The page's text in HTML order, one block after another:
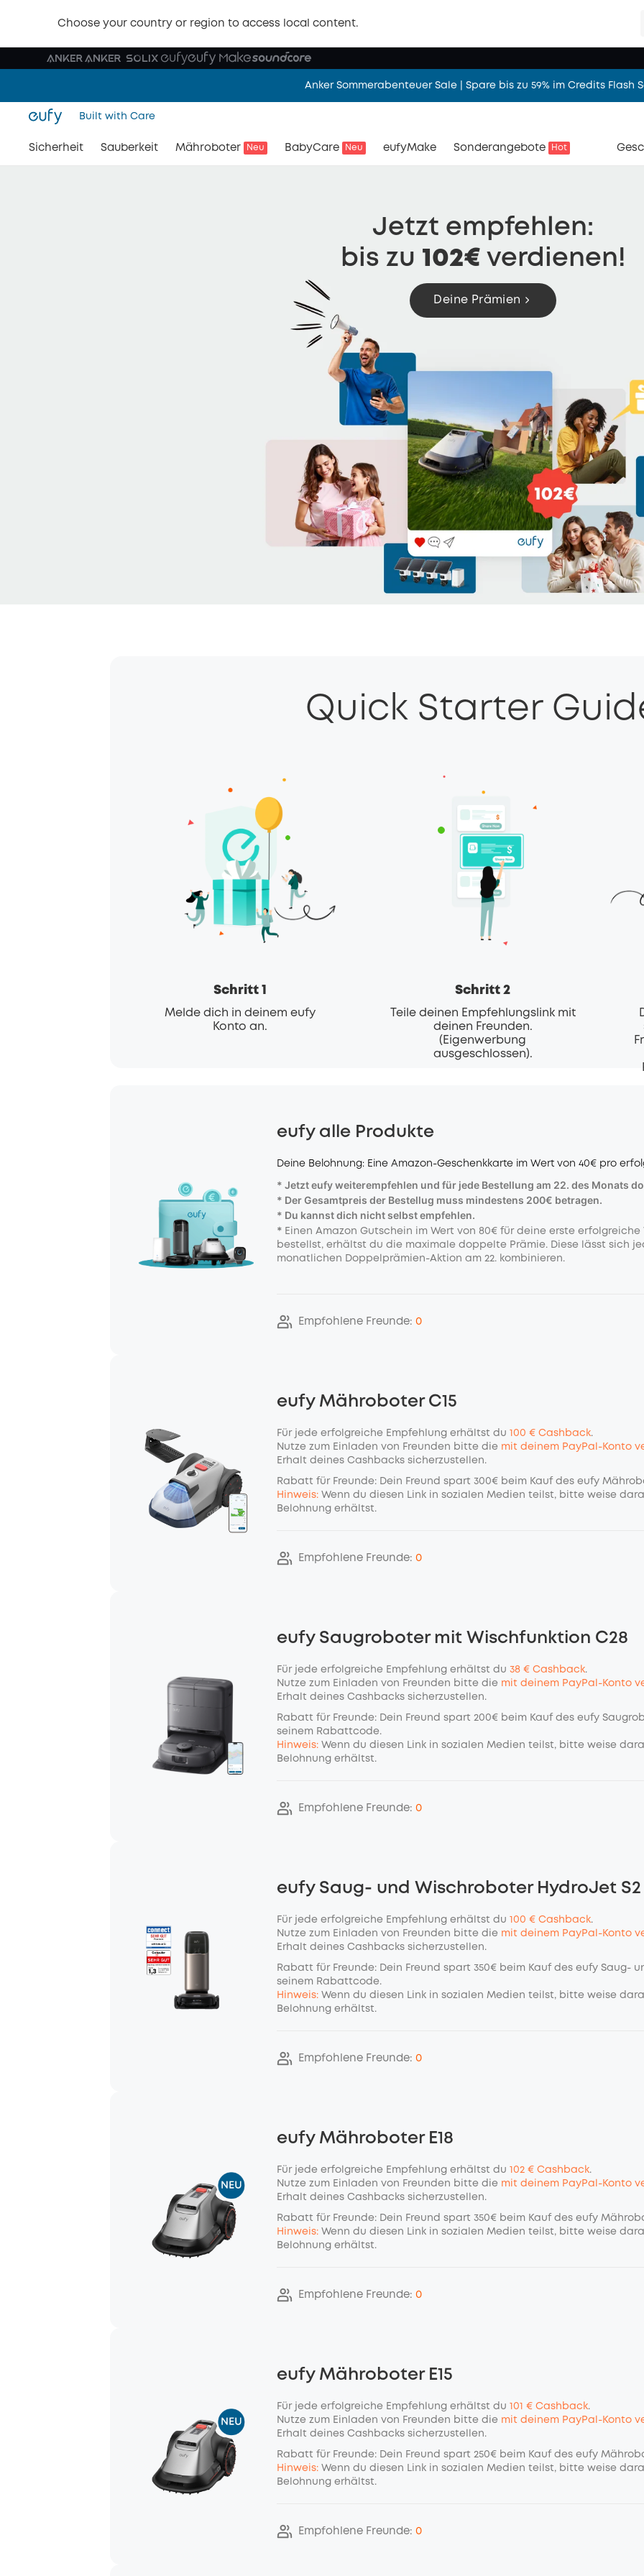
Choose your country or region to access local content.🩷 NEU: eufy Milchpumpe S2 Pro – Abpumpen mit Wärmemassage –
Anker Sommerabenteuer Sale | Spare bis zu 59% im Credits Flash
🎉 NEU: eufyCam S4 – Mehr sehen. Smarter verfolgen. Drei Linsen und 360°
Jetzt sicher in den Urlaub | Urlaubsmodus: AN. Sorgen ums Zuhause:
Built with Care
Sicherheit Sauberkeit Mähroboter Neu BabyCare Neu eufyMake Sonderangebote Hot
Jetzt empfehlen:
bis zu 102€ verdienen!
Deine Prämien
Quick Starter
Schritt 1
Melde dich in deinem eufy
Konto an.
Schritt 2
Teile deinen Empfehlungslink mit
deinen Freunden.
(Eigenwerbung
ausgeschlossen).
eufy alle Produkte
Deine Belohnung: Eine Amazon-Geschenkkarte im Wert von 40€ pro
* Jetzt eufy weiterempfehlen und für jede Bestellung am 22. des Monats
* Der Gesamtpreis der Bestellug muss mindestens 200€ betragen.
* Du kannst dich nicht selbst empfehlen.
* Einen Amazon Gutschein im Wert von 80€ für deine erste
bestellst, erhältst du die maximale doppelte Prämie. Diese lässt sich
monatlichen Doppelprämien-Aktion am 22. kombinieren.
Empfohlene Freunde: 0
eufy Mähroboter C15
Für jede erfolgreiche Empfehlung erhältst du 100 € Cashback.
Nutze zum Einladen von Freunden bitte die mit deinem PayPal-Konto
Erhalt deines Cashbacks sicherzustellen.
Rabatt für Freunde: Dein Freund spart 300€ beim Kauf des eufy
Hinweis: Wenn du diesen Link in sozialen Medien teilst, bitte weise
Belohnung erhältst.
Empfohlene Freunde: 0
eufy Saugroboter mit Wischfunktion C28
Für jede erfolgreiche Empfehlung erhältst du 38 € Cashback.
Nutze zum Einladen von Freunden bitte die mit deinem PayPal-Konto
Erhalt deines Cashbacks sicherzustellen.
Rabatt für Freunde: Dein Freund spart 200€ beim Kauf des eufy
seinem Rabattcode.
Hinweis: Wenn du diesen Link in sozialen Medien teilst, bitte weise
Belohnung erhältst.
Empfohlene Freunde: 0
eufy Saug- und Wischroboter HydroJet S2
Für jede erfolgreiche Empfehlung erhältst du 100 € Cashback.
Nutze zum Einladen von Freunden bitte die mit deinem PayPal-Konto
Erhalt deines Cashbacks sicherzustellen.
Rabatt für Freunde: Dein Freund spart 350€ beim Kauf des eufy Saug-
seinem Rabattcode.
Hinweis: Wenn du diesen Link in sozialen Medien teilst, bitte weise
Belohnung erhältst.
Empfohlene Freunde: 0
eufy Mähroboter E18
Für jede erfolgreiche Empfehlung erhältst du 102 € Cashback.
Nutze zum Einladen von Freunden bitte die mit deinem PayPal-Konto
Erhalt deines Cashbacks sicherzustellen.
Rabatt für Freunde: Dein Freund spart 350€ beim Kauf des eufy
Hinweis: Wenn du diesen Link in sozialen Medien teilst, bitte weise
Belohnung erhältst.
Empfohlene Freunde: 0
eufy Mähroboter E15
Für jede erfolgreiche Empfehlung erhältst du 101 € Cashback.
Nutze zum Einladen von Freunden bitte die mit deinem PayPal-Konto
Erhalt deines Cashbacks sicherzustellen.
Rabatt für Freunde: Dein Freund spart 250€ beim Kauf des eufy
Hinweis: Wenn du diesen Link in sozialen Medien teilst, bitte weise
Belohnung erhältst.
Empfohlene Freunde: 0